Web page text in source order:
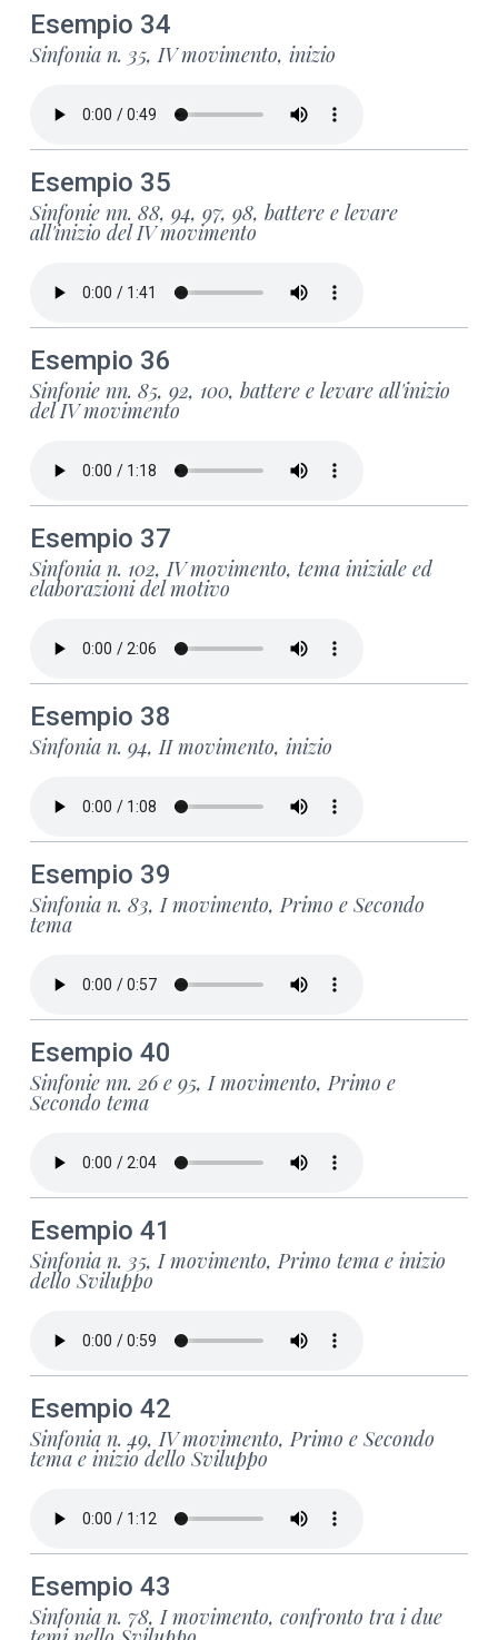
Esempio 34
Sinfonia n. 35, IV movimento, inizio
Esempio 35
Sinfonie nn. 88, 94, 97, 98, battere e levare
all'inizio del IV movimento
Esempio 36
Sinfonie nn. 85, 92, 100, battere e levare all'inizio
del IV movimento
Esempio 37
Sinfonia n. 102, IV movimento, tema iniziale ed
elaborazioni del motivo
Esempio 38
Sinfonia n. 94, II movimento, inizio
Esempio 39
Sinfonia n. 83, I movimento, Primo e Secondo
tema
Esempio 40
Sinfonie nn. 26 e 95, I movimento, Primo e
Secondo tema
Esempio 41
Sinfonia n. 35, I movimento, Primo tema e inizio
dello Sviluppo
Esempio 42
Sinfonia n. 49, IV movimento, Primo e Secondo
tema e inizio dello Sviluppo
Esempio 43
Sinfonia n. 78, I movimento, confronto tra i due